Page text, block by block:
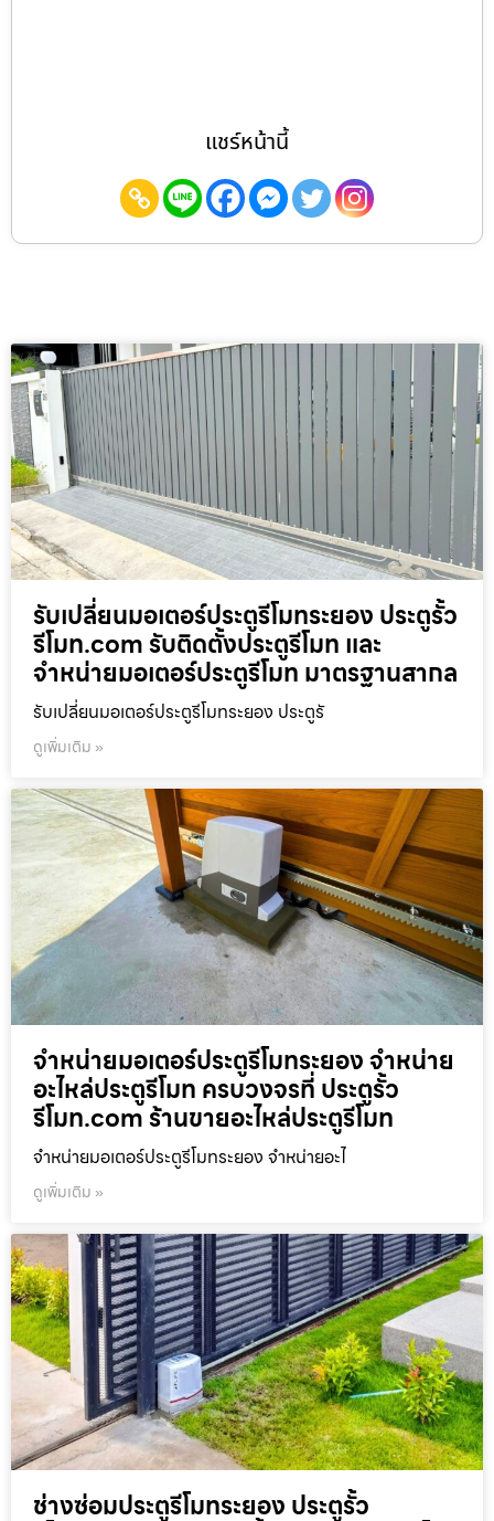
แชร์หน้านี้
รับเปลี่ยนมอเตอร์ประตูรีโมทระยอง ประตูรั้ว
รีโมท.com รับติดตั้งประตูรีโมท และ
จำหน่ายมอเตอร์ประตูรีโมท มาตรฐานสากล
รับเปลี่ยนมอเตอร์ประตูรีโมทระยอง ประตูรั
ดูเพิ่มเติม »
จำหน่ายมอเตอร์ประตูรีโมทระยอง จำหน่าย
อะไหล่ประตูรีโมท ครบวงจรที่ ประตูรั้ว
รีโมท.com ร้านขายอะไหล่ประตูรีโมท
จำหน่ายมอเตอร์ประตูรีโมทระยอง จำหน่ายอะไ
ดูเพิ่มเติม »
ช่างซ่อมประตูรีโมทระยอง ประตูรั้ว